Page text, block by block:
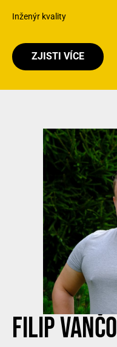
Inženýr kvality
ZJISTI VÍCE
FILIP VANČO